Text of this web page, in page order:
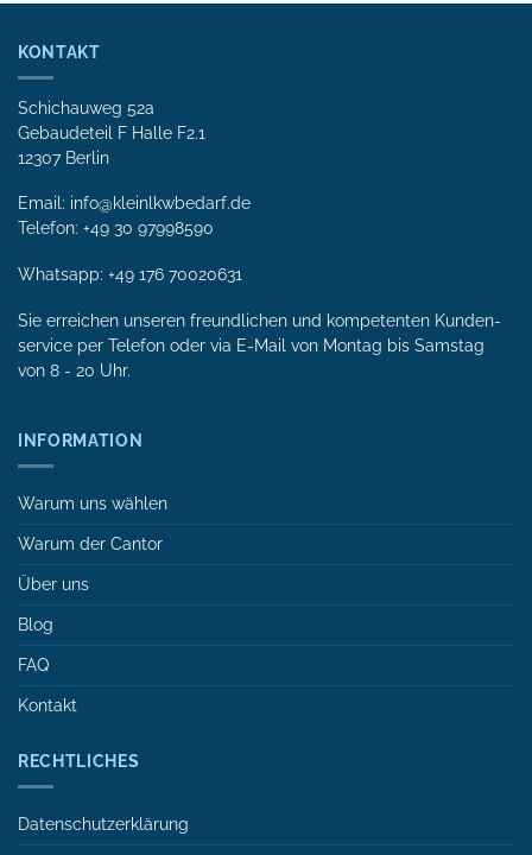
KONTAKT
Schichauweg 52a
Gebaudeteil F Halle F2.1
12307 Berlin
Email: info@kleinlkwbedarf.de
Telefon: +49 30 97998590
Whatsapp: +49 176 70020631
Sie erreichen unseren freundlichen und kompetenten Kunden­
service per Tele­fon oder via E-Mail von Mon­tag bis Samstag
von 8 - 20 Uhr.
INFORMATION
Warum uns wählen
Warum der Cantor
Über uns
Blog
FAQ
Kontakt
RECHTLICHES
Datenschutzerklärung